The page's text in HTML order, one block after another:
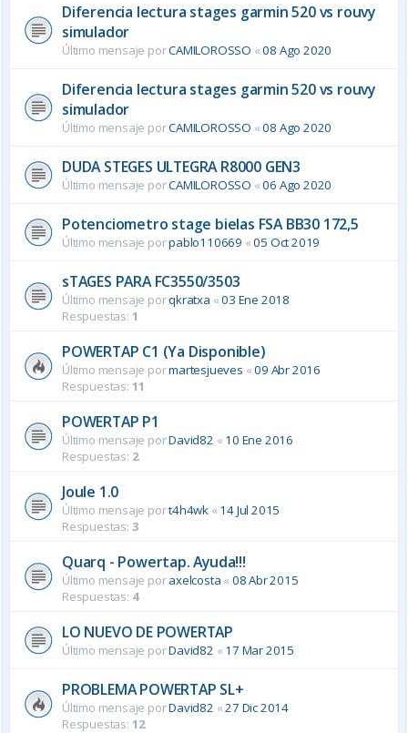
Diferencia lectura stages garmin 520 vs rouvy
simulador
Último mensaje porCAMILOROSSO «08 Ago 2020
Diferencia lectura stages garmin 520 vs rouvy
simulador
Último mensaje porCAMILOROSSO «08 Ago 2020
DUDA STEGES ULTEGRA R8000 GEN3
Último mensaje porCAMILOROSSO «06 Ago 2020
Potenciometro stage bielas FSA BB30 172,5
Último mensaje porpablo110669 «05 Oct 2019
sTAGES PARA FC3550/3503
Último mensaje porqkratxa «03 Ene 2018
Respuestas: 1
POWERTAP C1 (Ya Disponible)
Último mensaje pormartesjueves «09 Abr 2016
Respuestas: 11
POWERTAP P1
Último mensaje porDavid82 « 10 Ene 2016
Respuestas: 2
Joule 1.0
Último mensaje port4h4wk « 14 Jul 2015
Respuestas: 3
Quarq - Powertap. Ayuda!!!
Último mensaje poraxelcosta « 08 Abr 2015
Respuestas: 4
LO NUEVO DE POWERTAP
Último mensaje porDavid82 « 17 Mar 2015
PROBLEMA POWERTAP SL+
Último mensaje porDavid82 «27 Dic 2014
Respuestas: 12